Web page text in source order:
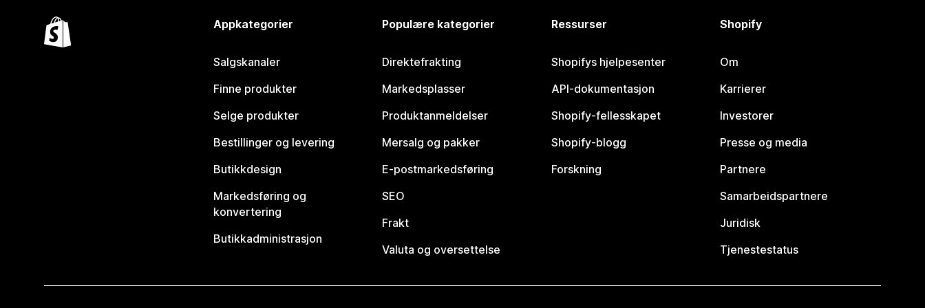
Appkategorier
Salgskanaler
Finne produkter
Selge produkter
Bestillinger og levering
Butikkdesign
Markedsføring og
konvertering
Butikkadministrasjon
Populære kategorier
Direktefrakting
Markedsplasser
Produktanmeldelser
Mersalg og pakker
E-postmarkedsføring
SEO
Frakt
Valuta og oversettelse
Ressurser
Shopifys hjelpesenter
API-dokumentasjon
Shopify-fellesskapet
Shopify-blogg
Forskning
Shopify
Om
Karrierer
Investorer
Presse og media
Partnere
Samarbeidspartnere
Juridisk
Tjenestestatus